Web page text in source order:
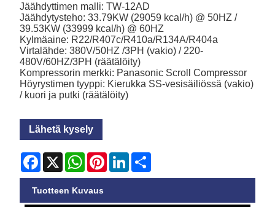
Jäähdyttimen malli: TW-12AD
Jäähdytysteho: 33.79KW (29059 kcal/h) @ 50HZ /
39.53KW (33999 kcal/h) @ 60HZ
Kylmäaine: R22/R407c/R410a/R134A/R404a
Virtalähde: 380V/50HZ /3PH (vakio) / 220-
480V/60HZ/3PH (räätälöity)
Kompressorin merkki: Panasonic Scroll Compressor
Höyrystimen tyyppi: Kierukka SS-vesisäiliössä (vakio)
/ kuori ja putki (räätälöity)
Lähetä kysely
Facebook
X WhatsApp
PinterestLinkedIn
Tuotteen Kuvaus